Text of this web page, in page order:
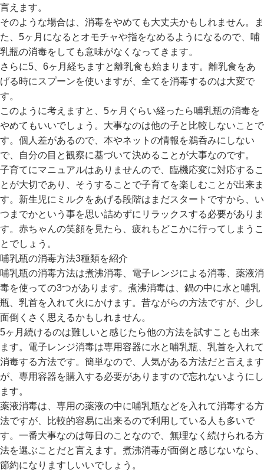
キ
ン
グ
か
ら
探
す
新
作
か
探
す
特
ら
探
す
子
ど
も
服
コ
ラ
ム
ガ
イ
ド・
ヘ
ル
プ
言えます。
そのような場合は、消毒をやめても大丈夫かもしれません。ま
た、5ヶ月になるとオモチャや指をなめるようになるので、哺
乳瓶の消毒をしても意味がなくなってきます。
さらに5、6ヶ月経ちますと離乳食も始まります。離乳食をあ
げる時にスプーンを使いますが、全てを消毒するのは大変で
す。
このように考えますと、5ヶ月ぐらい経ったら哺乳瓶の消毒を
やめてもいいでしょう。大事なのは他の子と比較しないことで
す。個人差があるので、本やネットの情報を鵜呑みにしない
で、自分の目と観察に基づいて決めることが大事なのです。
子育てにマニュアルはありませんので、臨機応変に対応するこ
とが大切であり、そうすることで子育てを楽しむことが出来ま
す。新生児にミルクをあげる段階はまだスタートですから、い
つまでかという事を思い詰めずにリラックスする必要がありま
す。赤ちゃんの笑顔を見たら、疲れもどこかに行ってしまうこ
とでしょう。
哺乳瓶の消毒方法3種類を紹介
哺乳瓶の消毒方法は煮沸消毒、電子レンジによる消毒、薬液消
毒を使っての3つがあります。煮沸消毒は、鍋の中に水と哺乳
瓶、乳首を入れて火にかけます。昔ながらの方法ですが、少し
面倒くさく思えるかもしれません。
5ヶ月続けるのは難しいと感じたら他の方法を試すことも出来
ます。電子レンジ消毒は専用容器に水と哺乳瓶、乳首を入れて
消毒する方法です。簡単なので、人気がある方法だと言えます
が、専用容器を購入する必要がありますので忘れないようにし
ます。
薬液消毒は、専用の薬液の中に哺乳瓶などを入れて消毒する方
法ですが、比較的容易に出来るので利用している人も多いで
す。一番大事なのは毎日のことなので、無理なく続けられる方
法を選ぶことだと言えます。煮沸消毒が面倒と感じないなら、
節約になりますしいいでしょう。